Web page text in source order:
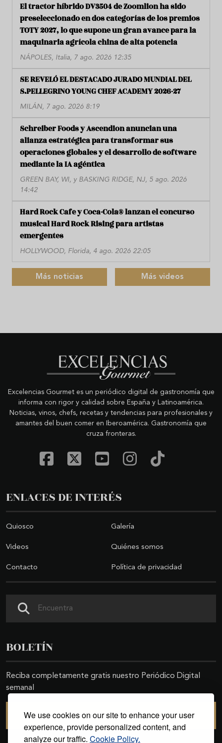
We use cookies on our site to enhance your user
experience, provide personalized content, and
analyze our traffic. Cookie Policy.
El tractor híbrido DV3504 de Zoomlion ha sido
preseleccionado en dos categorías de los premios
TOTY 2027, lo que supone un gran avance para la
maquinaria agrícola china de alta potencia
NÁPOLES, Italia, 7 ago. 2026 12:35
SE REVELÓ EL DESTACADO JURADO MUNDIAL DEL
S.PELLEGRINO YOUNG CHEF ACADEMY 2026-27
MILÁN, 7 ago. 2026 8:19
Schreiber Foods y Ascendion anuncian una
alianza estratégica para transformar sus
operaciones globales y el desarrollo de software
mediante la IA agéntica
GREEN BAY, WI, y BASKING RIDGE, NJ, 5 ago. 2026
14:42
Hard Rock Cafe y Coca-Cola® lanzan el concurso
musical Hard Rock Rising para artistas
emergentes
HOLLYWOOD, Florida, 4 ago. 2026 22:05
Más noticias Más videos
Excelencias Gourmet es un periódico digital de gastronomía que
informa con rigor y calidad sobre España y Latinoamérica.
Noticias, vinos, chefs, recetas y tendencias para profesionales y
amantes del buen comer en Iberoamérica. Gastronomía que
cruza fronteras.
ENLACES DE INTERÉS
Quiosco Galería
Videos Quiénes somos
Contacto Política de privacidad
BOLETÍN
Reciba completamente gratis nuestro Periódico Digital
semanal
SUSCRIBIRSE